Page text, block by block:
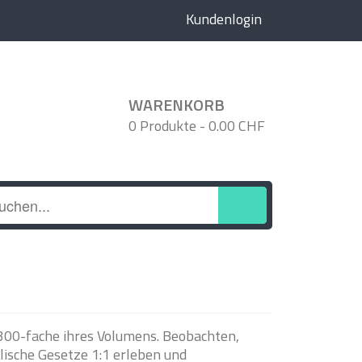
Kundenlogin
WARENKORB
0 Produkte -0.00 CHF
fache ihres Volumens. Beobachten,
Gesetze 1:1 erleben und